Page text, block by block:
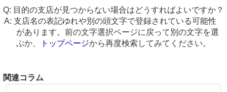
目的の支店が見つからない場合はどうすればよいですか？
支店名の表記ゆれや別の頭文字で登録されている可能性
があります。前の文字選択ページに戻って別の文字を選
ぶか、
トップページから再度検索してみてください。
関連コラム